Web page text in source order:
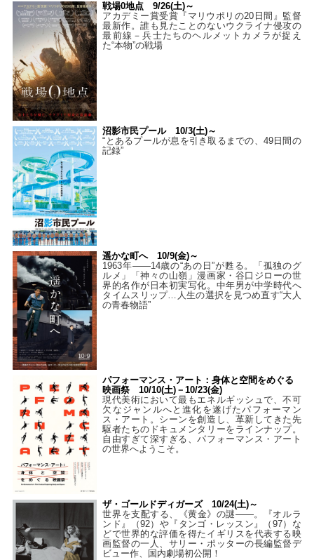
戦場0地点 9/26(土)～
アカデミー賞受賞『マリウポリの20日間』監督
最新作。誰も見たことのないウクライナ侵攻の
最前線－兵士たちのヘルメットカメラが捉え
た“本物”の戦場
沼影市民プール 10/3(土)～
“とあるプールが息を引き取るまでの、49日間の
記録”
遥かな町へ 10/9(金)～
1963年――14歳の“あの日”が甦る。「孤独のグ
ルメ」「神々の山嶺」漫画家・谷口ジローの世
界的名作が日本初実写化。中年男が中学時代へ
タイムスリップ…人生の選択を見つめ直す“大人
の青春物語”
パフォーマンス・アート：身体と空間をめぐる
映画祭 10/10(土)－10/23(金)
現代美術において最もエネルギッシュで、不可
欠なジャンルへと進化を遂げたパフォーマン
ス・アート。シーンを創造し、革新してきた先
駆者たちのドキュメンタリーをラインナップ。
自由すぎて深すぎる、パフォーマンス・アート
の世界へようこそ。
ザ・ゴールドディガーズ 10/24(土)～
世界を支配する、《黄金》の謎――。『オルラ
ンド』（92）や『タンゴ・レッスン』（97）な
どで世界的な評価を得たイギリスを代表する映
画監督の一人、サリー・ポッターの長編監督デ
ビュー作、国内劇場初公開！